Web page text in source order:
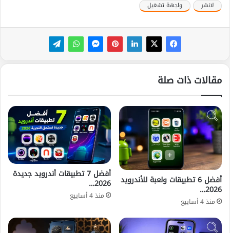
لانشر
واجهة تشغيل
مقالات ذات صلة
أفضل 6 تطبيقات ولعبة للأندرويد
2026…
منذ 4 أسابيع
أفضل 7 تطبيقات أندرويد جديدة
2026…
منذ 4 أسابيع